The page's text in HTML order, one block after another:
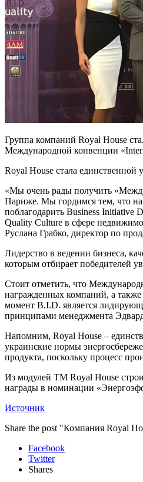
Группа компаний Royal House
Международной конвенции
Royal House стала единственной
«Мы очень рады получить
Париже. Мы гордимся тем, что
поблагодарить Business Initiative
Quality Culture в сфере
Руслана Грабко, директор по
Лидерство в ведении бизнеса,
которым отбирает победителей
Стоит отметить, что
награжденных компаний, а
момент B.I.D. является
принципами менеджмента
Напомним, Royal House –
украинские нормы
продукта, поскольку процесс
Из модулей ТМ Royal House
награды в номинации
Источник
Share the post "Компания Royal
Facebook
Twitter
Shares